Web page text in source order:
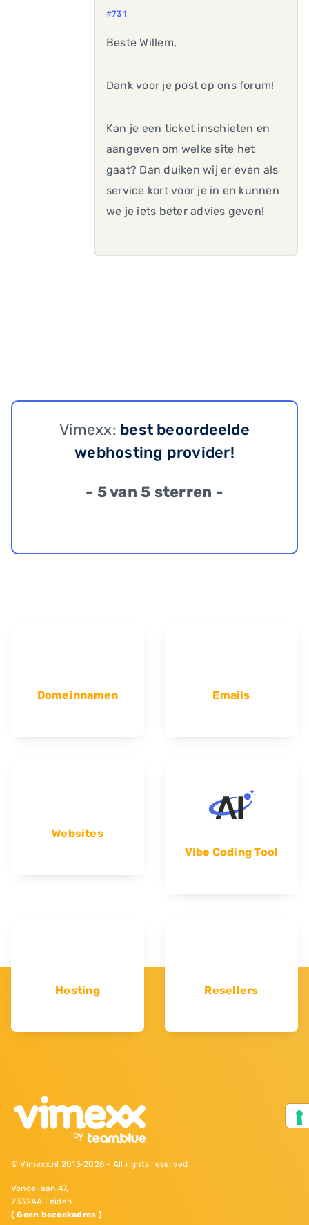
#731
Beste Willem,
Dank voor je post op ons forum!
Kan je een ticket inschieten en
aangeven om welke site het
gaat? Dan duiken wij er even als
service kort voor je in en kunnen
we je iets beter advies geven!
Vimexx: best beoordeelde
webhosting provider!
- 5 van 5 sterren -
Domeinnamen Emails
Websites
Vibe Coding Tool
Hosting Resellers
© Vimexx.nl 2015‐2026 - All rights reserved
Vondellaan 47,
2332AA Leiden
( Geen bezoekadres )